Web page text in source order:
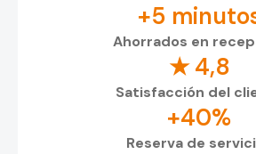
+5
Ahorrados en
★ 4,8
Satisfacción del
+40%
Reserva de